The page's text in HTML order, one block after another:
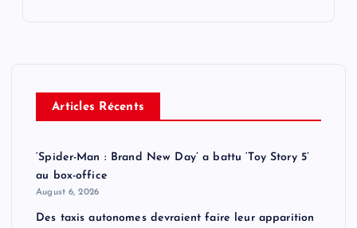
Articles Récents
‘Spider-Man : Brand New Day’ a battu ‘Toy Story 5’
au box-office
August 6, 2026
Des taxis autonomes devraient faire leur apparition